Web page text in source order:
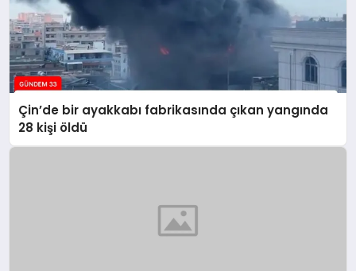
Çin’de bir ayakkabı fabrikasında çıkan yangında
28 kişi öldü